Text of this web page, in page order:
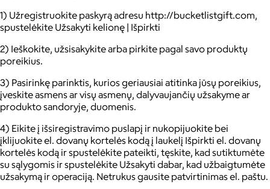
1) Užregistruokite paskyrą adresu http://bucketlistgift.com,
spustelėkite Užsakyti kelionę | Išpirkti
2) Ieškokite, užsisakykite arba pirkite pagal savo produktų
poreikius.
3) Pasirinkę parinktis, kurios geriausiai atitinka jūsų poreikius,
įveskite asmens ar visų asmenų, dalyvaujančių užsakyme ar
produkto sandoryje, duomenis.
4) Eikite į išsiregistravimo puslapį ir nukopijuokite bei
įklijuokite el. dovanų kortelės kodą į laukelį Išpirkti el. dovanų
kortelės kodą ir spustelėkite pateikti, tęskite, kad sutiktumėte
su sąlygomis ir spustelėkite Užsakyti dabar, kad užbaigtumėte
užsakymą ir operaciją. Netrukus gausite patvirtinimas el. paštu.